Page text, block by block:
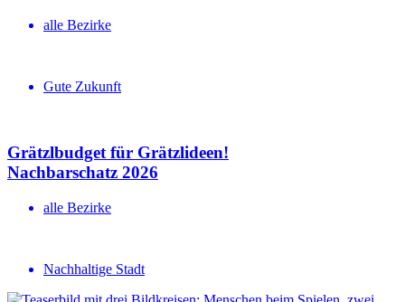
alle Bezirke
Gute Zukunft
Grätzlbudget für Grätzlideen!
Nachbar­schatz 2026
alle Bezirke
Nachhaltige Stadt